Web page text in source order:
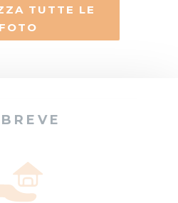
TUTTE LE
FOTO